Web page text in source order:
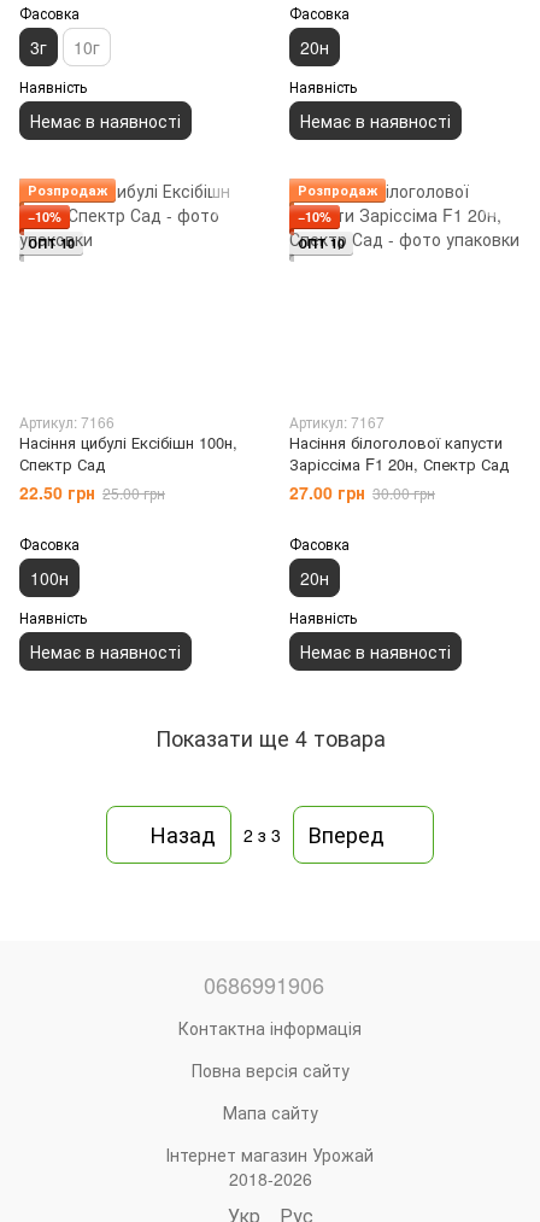
Фасовка
3г 10г
Наявність
Немає в наявності
Фасовка
20н
Наявність
Немає в наявності
Розпродаж
−10%
ОПТ 10
Артикул: 7166
Насіння цибулі Ексібішн 100н,
Спектр Сад
22.50 грн 25.00 грн
Фасовка
100н
Наявність
Немає в наявності
Розпродаж
−10%
ОПТ 10
Артикул: 7167
Насіння білоголової капусти
Заріссіма F1 20н, Спектр Сад
27.00 грн 30.00 грн
Фасовка
20н
Наявність
Немає в наявності
Показати ще 4 товара
Назад 2 з 3 Вперед
0686991906
Контактна інформація
Повна версія сайту
Мапа сайту
Інтернет магазин Урожай
2018-2026
Укр Рус